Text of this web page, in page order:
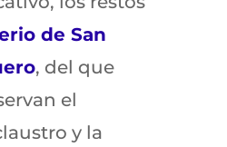
de San
, del que
el
y la